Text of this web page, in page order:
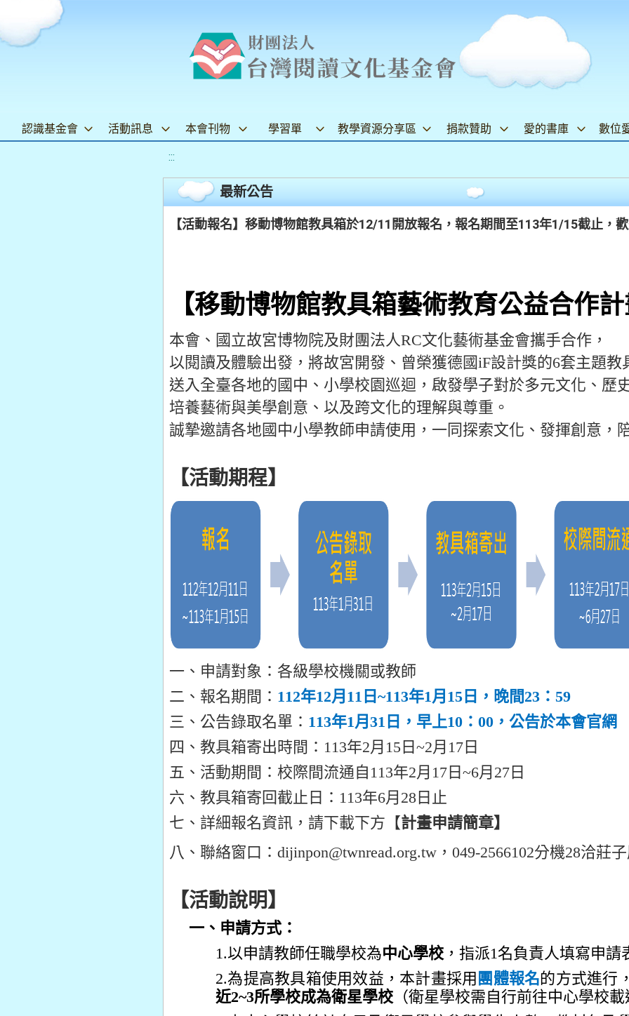
認識基金會 活動訊息 本會刊物 學習單 教學資源分享區 捐款贊助 愛的書庫 數位
:::
最新公告
【活動報名】移動博物館教具箱於12/11開放報名，報名期間至113年1/15截止，
【移動博物館教具箱藝術教育公益合作
本會、國立故宮博物院及財團法人RC文化藝術基金會攜手合作，
以閱讀及體驗出發，將故宮開發、曾榮獲德國iF設計獎的6套主題教
送入全臺各地的國中、小學校園巡迴，啟發學子對於多元文化、歷
培養藝術與美學創意、以及跨文化的理解與尊重。
誠摯邀請各地國中小學教師申請使用，一同探索文化、發揮創意，
【活動期程】
一、申請對象：各級學校機關或教師
二、報名期間： 112年12月11日~113年1月15日， 晚間23：59
三、公告錄取名單： 113年1月31日，早上10：00，公告於本會官網
四、教具箱寄出時間：113年2月15日~2月17日
五、活動期間：校際間流通自113年2月17日~6月27日
六、教具箱寄回截止日：113年6月28日止
七、詳細報名資訊，請下載下方【計畫申請簡章】
八、聯絡窗口：dijinpon@twnread.org.tw，049-2566102分機28洽莊
【活動說明】
一、申請方式：
1.以申請教師任職學校為中心學校 ，指派1名負責人填寫申請
2.為提高教具箱使用效益，本計畫採用 團體報名的方式進行
近2~3所學校成為衛星學校 （衛星學校需自行前往中心學校